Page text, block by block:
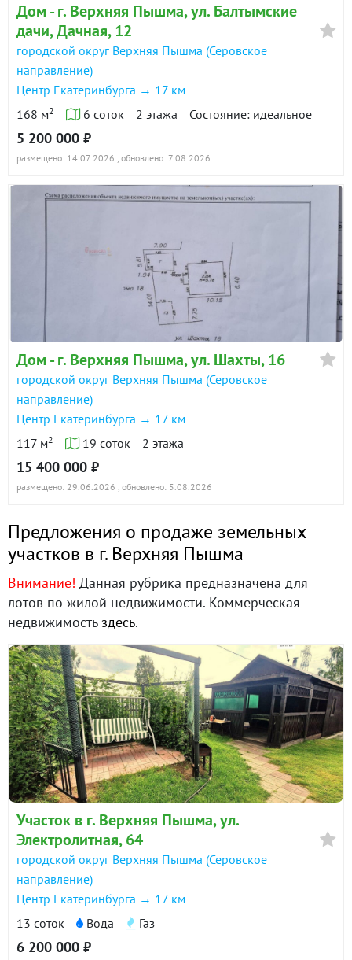
Дом - г. Верхняя Пышма, ул. Балтымские
дачи, Дачная, 12
городской округ Верхняя Пышма (Серовское
направление)
Центр Екатеринбурга → 17 км
168 м2 6 соток 2 этажа Состояние: идеальное
5 200 000 ₽
размещено: 14.07.2026 , обновлено: 7.08.2026
Дом - г. Верхняя Пышма, ул. Шахты, 16
городской округ Верхняя Пышма (Серовское
направление)
Центр Екатеринбурга → 17 км
117 м2 19 соток 2 этажа
15 400 000 ₽
размещено: 29.06.2026 , обновлено: 5.08.2026
Предложения о продаже земельных
участков в г. Верхняя Пышма
Внимание! Данная рубрика предназначена для
лотов по жилой недвижимости. Коммерческая
недвижимостьздесь.
Участок в г. Верхняя Пышма, ул.
Электролитная, 64
городской округ Верхняя Пышма (Серовское
направление)
Центр Екатеринбурга → 17 км
13 соток
Вода Газ
6 200 000 ₽